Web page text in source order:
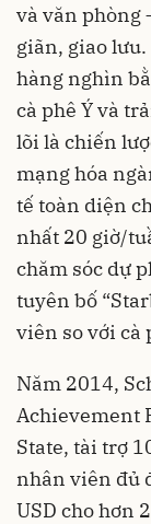
và văn phòng
giãn, giao
hàng nghìn
cà phê Ý và
lõi là chiến
mạng hóa
tế toàn diện
nhất 20 giờ/
chăm sóc dự
tuyên bố
viên so với cà
Năm 2014,
Achievement
State, tài trợ
nhân viên đủ
USD cho hơn